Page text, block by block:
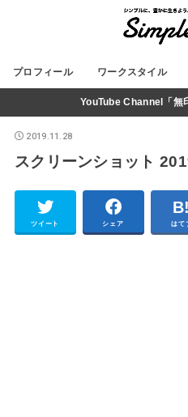
プロフィール ワークスタイル
YouTube Channel「無
2019.11.28
スクリーンショット
ツイート シェア はて